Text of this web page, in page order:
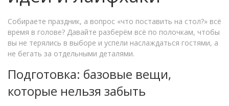
Собираете праздник, а вопрос «что поставить на стол?» всё
время в голове? Давайте разберём всё по полочкам, чтобы
вы не терялись в выборе и успели наслаждаться гостями, а
не бегать за отдельными деталями.
Подготовка: базовые вещи,
которые нельзя забыть